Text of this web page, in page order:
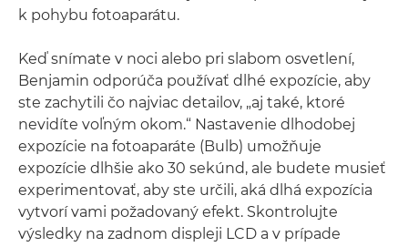
k pohybu fotoaparátu.
Keď snímate v noci alebo pri slabom osvetlení,
Benjamin odporúča používať dlhé expozície, aby
ste zachytili čo najviac detailov, „aj také, ktoré
nevidíte voľným okom.“ Nastavenie dlhodobej
expozície na fotoaparáte (Bulb) umožňuje
expozície dlhšie ako 30 sekúnd, ale budete musieť
experimentovať, aby ste určili, aká dlhá expozícia
vytvorí vami požadovaný efekt. Skontrolujte
výsledky na zadnom displeji LCD a v prípade